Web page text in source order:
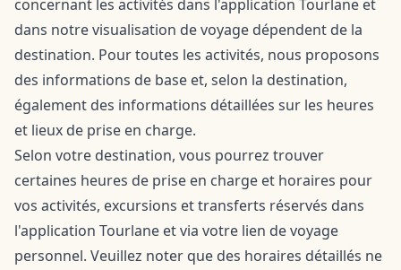
concernant les activités dans l'application Tourlane et
dans notre visualisation de voyage dépendent de la
destination. Pour toutes les activités, nous proposons
des informations de base et, selon la destination,
également des informations détaillées sur les heures
et lieux de prise en charge.
Selon votre destination, vous pourrez trouver
certaines heures de prise en charge et horaires pour
vos activités, excursions et transferts réservés dans
l'application Tourlane et via votre lien de voyage
personnel. Veuillez noter que des horaires détaillés ne